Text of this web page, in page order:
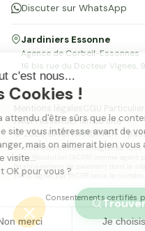
Salut c'est nous...
les Cookies !
On a attendu d'être sûrs que
de ce site vous intéresse
déranger, mais on aimerait
votre visite...
C'est OK pour vous ?
Consentements
Non merci
Discuter sur WhatsApp
Jardiniers Essonne
Agence de Corbeil-Essonnes
16 bis rue du Docteur Vignes,
Mentions légales CGU
FAQPresseRSEPlan du site
© 2026 CMONJARDINIER · 1
CMONJARDINIER est enregistrée
et de Résolution (ACPR) comme
(établissement de paiement dont le
Paris, agréé par l'ACPR sous le numéro